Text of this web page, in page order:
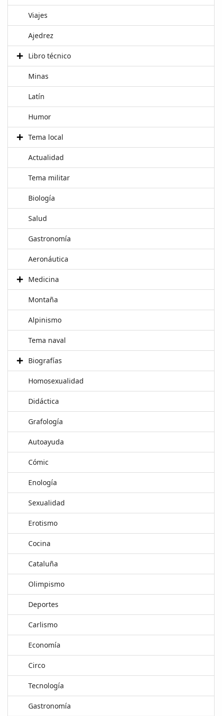
Viajes
Ajedrez
Libro técnico
Minas
Latín
Humor
Tema local
Actualidad
Tema militar
Biología
Salud
Gastronomía
Aeronáutica
Medicina
Montaña
Alpinismo
Tema naval
Biografías
Homosexualidad
Didáctica
Grafología
Autoayuda
Cómic
Enología
Sexualidad
Erotismo
Cocina
Cataluña
Olimpismo
Deportes
Carlismo
Economía
Circo
Tecnología
Gastronomía